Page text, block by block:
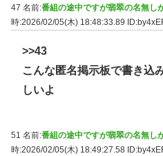
47 名前:番組の途中ですが翡翠の名無し
時:2026/02/05(木) 18:48:33.89
>>43
こんな匿名掲示板で書き込
しいよ
51 名前:番組の途中ですが翡翠の名無し
時:2026/02/05(木) 18:49:27.58